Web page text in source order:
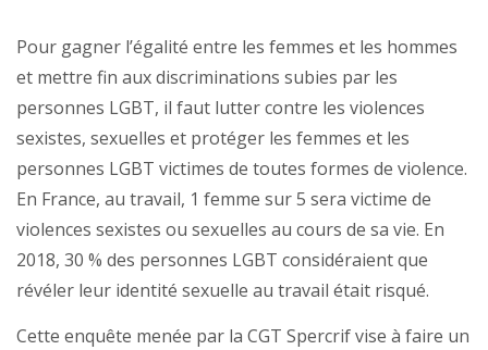
Pour gagner l’égalité entre les femmes et les hommes
et mettre fin aux discriminations subies par les
personnes LGBT, il faut lutter contre les violences
sexistes, sexuelles et protéger les femmes et les
personnes LGBT victimes de toutes formes de violence.
En France, au travail, 1 femme sur 5 sera victime de
violences sexistes ou sexuelles au cours de sa vie. En
2018, 30 % des personnes LGBT considéraient que
révéler leur identité sexuelle au travail était risqué.
Cette enquête menée par la CGT Spercrif vise à faire un